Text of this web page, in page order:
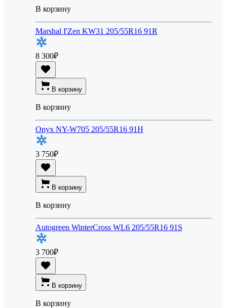
В корзину
Marshal I'Zen KW31 205/55R16 91R
8 300₽
В корзину
В корзину
Onyx NY-W705 205/55R16 91H
3 750₽
В корзину
В корзину
Autogreen WinterCross WL6 205/55R16 91S
3 700₽
В корзину
В корзину